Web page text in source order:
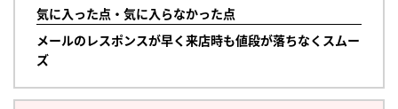
気に入った点・気に入らなかった点
メールのレスポンスが早く来店時も値段が落ちなくスムー
ズ